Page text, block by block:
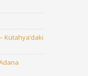
Kütahya’daki